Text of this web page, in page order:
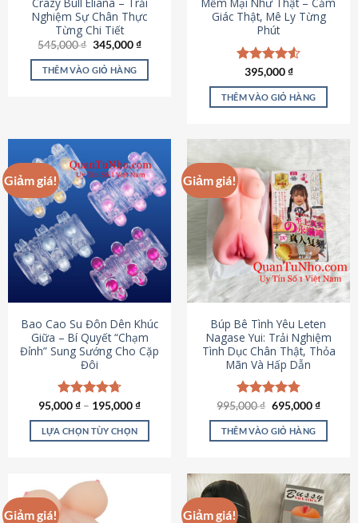
Crazy Bull Eliana – Trải
Nghiệm Sự Chân Thực
Từng Chi Tiết
545,000₫ Giá
là:
545,000 ₫.
345,000₫Giá
tại
THÊM VÀO GIỎ HÀNG
Mềm Mại Như Thật – Cảm
Giác Thật, Mê Ly Từng
Phút
Được xếp
hạng4.53
5 sao
395,000₫
THÊM VÀO GIỎ HÀNG
Giảm giá!
Bao Cao Su Đôn Dên Khúc
Giữa – Bí Quyết “Chạm
Đỉnh” Sung Sướng Cho Cặp
Đôi
Được xếp
hạng4.70
5 sao
95,000₫ – 195,000₫
LỰA CHỌN TÙY CHỌN
này
nhiều
Giảm giá!
Búp Bê Tình Yêu Leten
Nagase Yui: Trải Nghiệm
Tình Dục Chân Thật, Thỏa
Mãn Và Hấp Dẫn
Được xếp
hạng4.80
5 sao
995,000₫ Giá
là:
995,000 ₫.
695,000₫Giá
tại
THÊM VÀO GIỎ HÀNG
Giảm giá! Giảm giá!